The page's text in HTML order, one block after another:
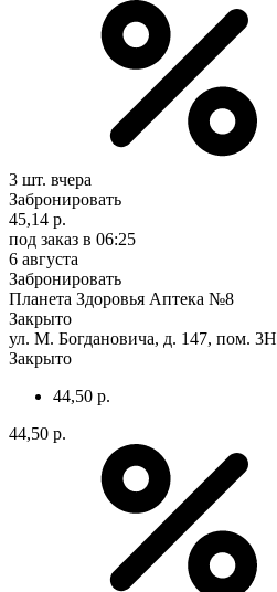
3 шт. вчера
Забронировать
45,14 р.
под заказ в 06:25
6 августа
Забронировать
Планета Здоровья Аптека №8
Закрыто
ул. М. Богдановича, д. 147, пом. 3Н
Закрыто
44,50 р.
44,50 р.